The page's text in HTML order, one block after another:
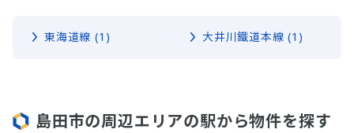
東海道線 (1) 大井川鐵道本線 (1)
島田市の周辺エリアの駅から物件を探す